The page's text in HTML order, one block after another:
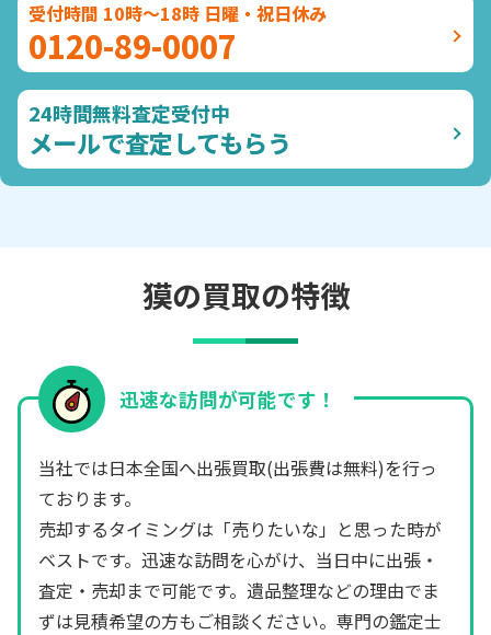
受付時間 10時～18時 日曜・祝日休み
0120-89-0007
24時間無料査定受付中
メールで査定してもらう
獏の買取の特徴
迅速な訪問が可能です！
当社では日本全国へ出張買取(出張費は無料)を行っ
ております。
売却するタイミングは「売りたいな」と思った時が
ベストです。迅速な訪問を心がけ、当日中に出張・
査定・売却まで可能です。遺品整理などの理由でま
ずは見積希望の方もご相談ください。専門の鑑定士